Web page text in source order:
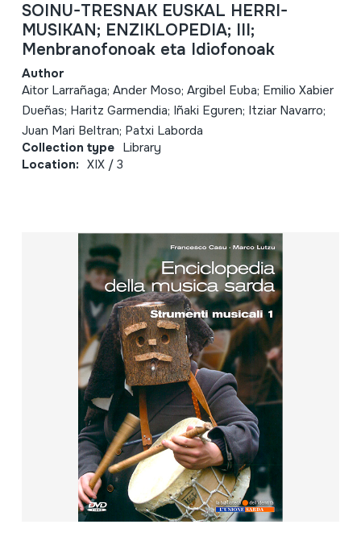
SOINU-TRESNAK EUSKAL HERRI-
MUSIKAN; ENZIKLOPEDIA; III;
Menbranofonoak eta Idiofonoak
Author
Aitor Larrañaga; Ander Moso; Argibel Euba; Emilio Xabier
Dueñas; Haritz Garmendia; Iñaki Eguren; Itziar Navarro;
Juan Mari Beltran; Patxi Laborda
Collection type Library
Location: XIX / 3